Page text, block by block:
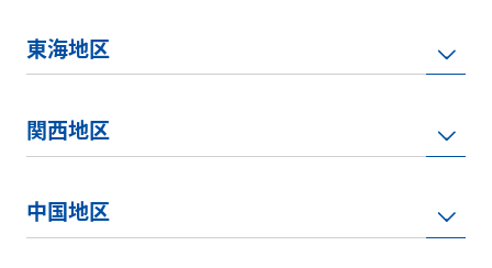
東海地区
中国地区
関西地区